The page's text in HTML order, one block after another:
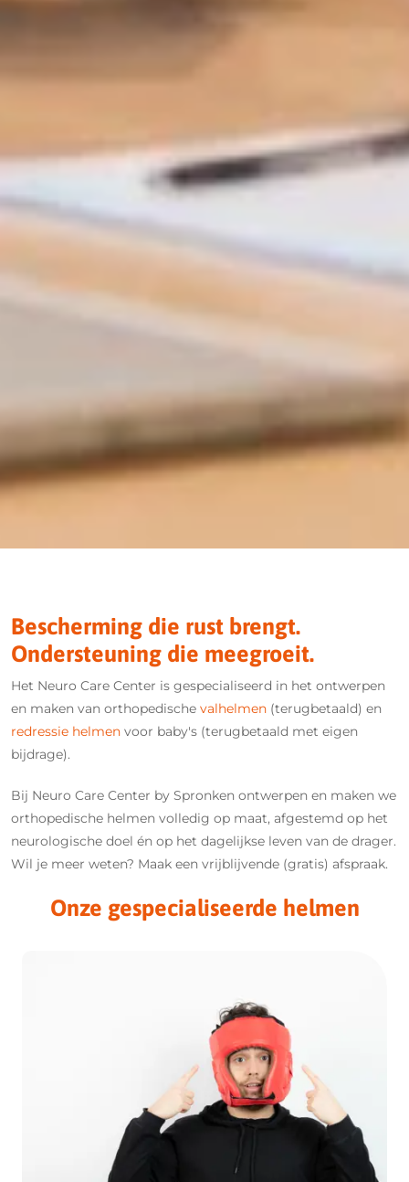
Bescherming die rust brengt.
Ondersteuning die meegroeit.
Het Neuro Care Center is gespecialiseerd in het ontwerpen
en maken van orthopedische valhelmen (terugbetaald) en
redressie helmen voor baby's (terugbetaald met eigen
bijdrage).
Bij Neuro Care Center by Spronken ontwerpen en maken we
orthopedische helmen volledig op maat, afgestemd op het
neurologische doel én op het dagelijkse leven van de drager.
Wil je meer weten? Maak een vrijblijvende (gratis) afspraak.
Onze gespecialiseerde helmen